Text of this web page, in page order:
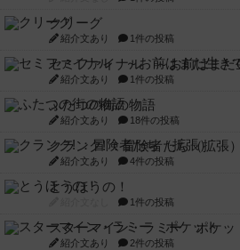
クリーグ
紹介文あり 1件の投稿
セミファイナル ～お前はまだ
紹介文あり 1件の投稿
ふたつの街の物語
紹介文あり 18件の投稿
クランク! ：冒険者たち（拡張）
紹介文あり 4件の投稿
とうほうの！
1件の投稿
スターマイン・ラミー ポケッ
紹介文あり 2件の投稿